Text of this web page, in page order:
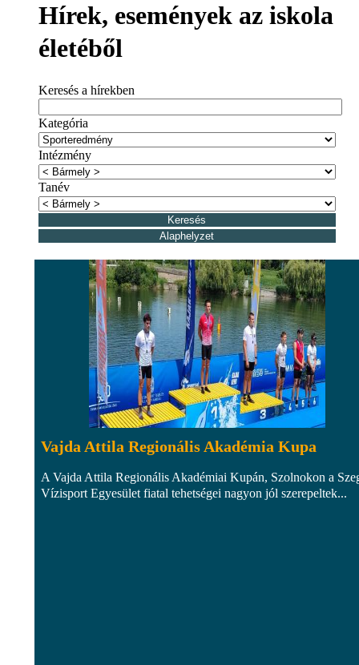
Hírek, események az iskola
életéből
Keresés a hírekben
Kategória
Intézmény
Tanév
Vajda Attila Regionális Akadémia Kupa
A Vajda Attila Regionális Akadémiai Kupán, Szolnokon a
Vízisport Egyesület fiatal tehetségei nagyon jól szerepeltek...